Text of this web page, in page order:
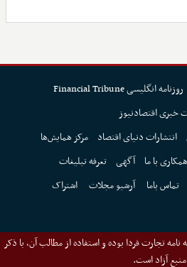
روزنامه انگلیسی Financial Tribune
خبری اقتصادنیوز
انتشارات دنیای اقتصاد
مرکز همایش‌ها
همکاری با ما آگهی تعرفه تبلیغات
تماس باما آرشیو مجلات اشتراک
تجارت فردا بوده و استفاده از مطالب آن، با ذکر
منبع آزاد است.